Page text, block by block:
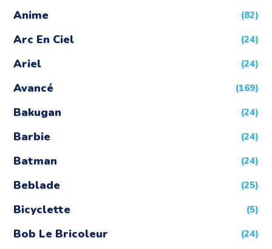
Anime (82)
Arc En Ciel (24)
Ariel (24)
Avancé (169)
Bakugan (24)
Barbie (24)
Batman (24)
Beblade (25)
Bicyclette (5)
Bob Le Bricoleur (24)